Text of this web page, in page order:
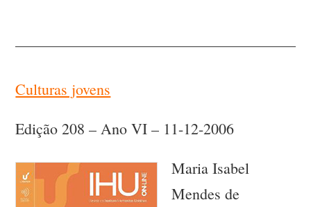
Culturas jovens
Edição 208 – Ano VI – 11-12-2006
Maria Isabel
Mendes de